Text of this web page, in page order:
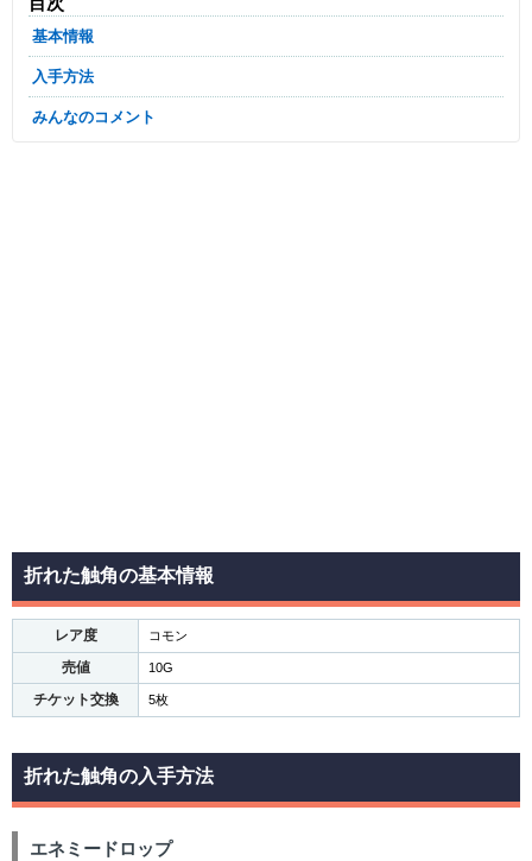
基本情報
入手方法
みんなのコメント
折れた触角の基本情報
レア度 コモン
売値 10G
チケット交換 5枚
折れた触角の入手方法
エネミードロップ